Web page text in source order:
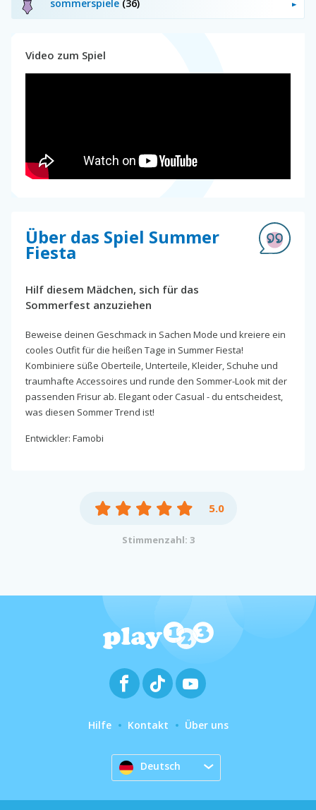
sommerspiele (36)
Video zum Spiel
Über das Spiel Summer
Fiesta
Hilf diesem Mädchen, sich für das
Sommerfest anzuziehen
Beweise deinen Geschmack in Sachen Mode und kreiere ein
cooles Outfit für die heißen Tage in Summer Fiesta!
Kombiniere süße Oberteile, Unterteile, Kleider, Schuhe und
traumhafte Accessoires und runde den Sommer-Look mit der
passenden Frisur ab. Elegant oder Casual - du entscheidest,
was diesen Sommer Trend ist!
Entwickler: Famobi
5.0
Stimmenzahl: 3
Hilfe Kontakt Über uns
Deutsch